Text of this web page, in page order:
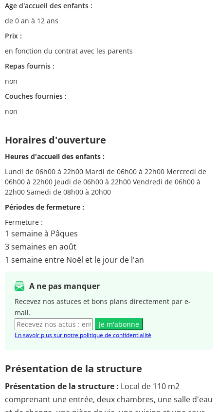
Age d'accueil des enfants :
de 0 an à 12 ans
Prix :
en fonction du contrat avec les parents
Repas fournis :
non
Couches fournies :
non
Horaires d'ouverture
Heures d'accueil des enfants :
Lundi de 06h00 à 22h00 Mardi de 06h00 à 22h00 Mercredi de
06h00 à 22h00 Jeudi de 06h00 à 22h00 Vendredi de 06h00 à
22h00 Samedi de 08h00 à 20h00
Périodes de fermeture :
Fermeture :
1 semaine à Pâques
3 semaines en août
1 semaine entre Noël et le jour de l'an
A ne pas manquer
Recevez nos astuces et bons plans directement par e-
mail.
Je m'abonne
En savoir plus sur notre politique de confidentialité
Présentation de la structure
Présentation de la structure : Local de 110 m2
comprenant une entrée, deux chambres, une salle d'eau